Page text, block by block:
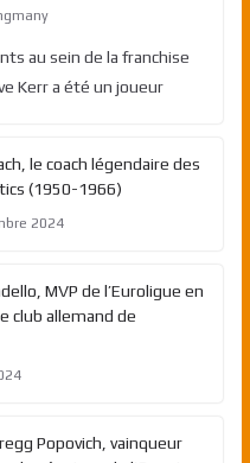
au sein de la franchise
Kerr a été un joueur
le coach légendaire des
(1950-1966)
2024
MVP de l’Euroligue en
club allemand de
Popovich, vainqueur